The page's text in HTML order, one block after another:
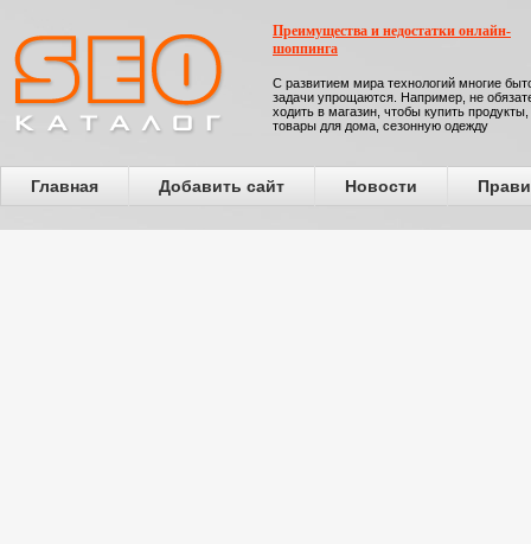
Преимущества и недостатки онлайн-
шоппинга
С развитием мира технологий многие
задачи упрощаются. Например, не
ходить в магазин, чтобы купить продукты,
товары для дома, сезонную одежду
Главная Добавить сайт Новости